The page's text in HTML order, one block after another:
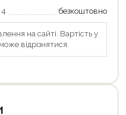
безкоштовно
на сайті. Вартість у
відрізнятися.